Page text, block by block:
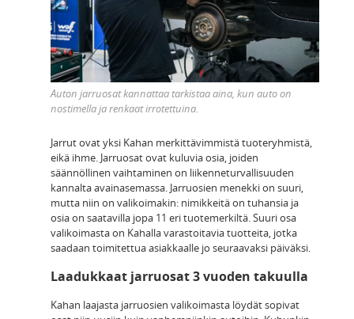
Auton jarruosat kannattaa tarkistaa aina, kun auto on
nostimella ja renkaat irrotettuina.
Jarrut ovat yksi Kahan merkittävimmistä tuoteryhmistä,
eikä ihme. Jarruosat ovat kuluvia osia, joiden
säännöllinen vaihtaminen on liikenneturvallisuuden
kannalta avainasemassa. Jarruosien menekki on suuri,
mutta niin on valikoimakin: nimikkeitä on tuhansia ja
osia on saatavilla jopa 11 eri tuotemerkiltä. Suuri osa
valikoimasta on Kahalla varastoitavia tuotteita, jotka
saadaan toimitettua asiakkaalle jo seuraavaksi päiväksi.
Laadukkaat jarruosat 3 vuoden takuulla
Kahan laajasta jarruosien valikoimasta löydät sopivat